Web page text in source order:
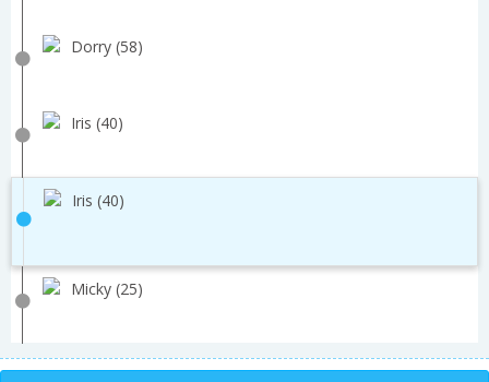
Dorry (58)
Iris (40)
Iris (40)
Micky (25)